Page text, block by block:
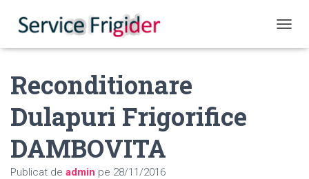
Reconditionare
Dulapuri Frigorifice
DAMBOVITA
Publicat de admin pe 28/11/2016